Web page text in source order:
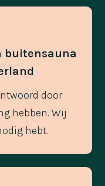
buitensauna
door
hebben. Wij
hebt.